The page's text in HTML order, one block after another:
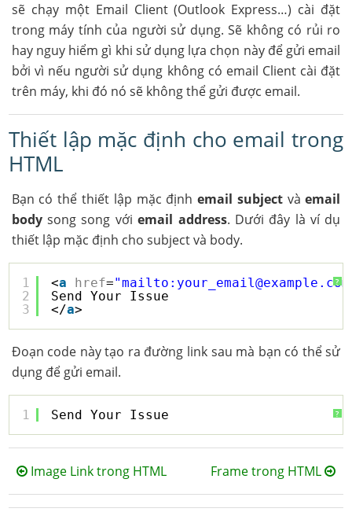
sẽ chạy một Email Client (Outlook Express…) cài đặt
trong máy tính của người sử dụng. Sẽ không có rủi ro
hay nguy hiểm gì khi sử dụng lựa chọn này để gửi email
bởi vì nếu người sử dụng không có email Client cài đặt
trên máy, khi đó nó sẽ không thể gửi được email.
Thiết lập mặc định cho email trong
HTML
Bạn có thể thiết lập mặc địnhemail subjectvàemail
bodysong song vớiemail address. Dưới đây là ví dụ
thiết lập mặc định cho subject và body.
?
1
2
3
<a href=
Send Your Issue
</a>
Đoạn code này tạo ra đường link sau mà bạn có thể sử
dụng để gửi email.
?
1 Send Your Issue
Image Link trong HTML Frame trong HTML